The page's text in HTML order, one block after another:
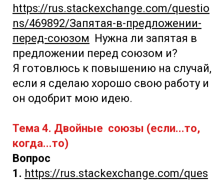
https://rus.stackexchange.com/questio
ns/469892/Запятая-в-предложении-
перед-союзом Нужна ли запятая в
предложении перед союзом и?
Я готовлюсь к повышению на случай,
если я сделаю хорошо свою работу и
он одобрит мою идею.
Тема 4. Двойные союзы (если...то,
когда...то)
Вопрос
1. https://rus.stackexchange.com/ques